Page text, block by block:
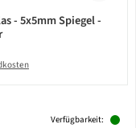
- 5x5mm Spiegel -
Verfügbarkeit: